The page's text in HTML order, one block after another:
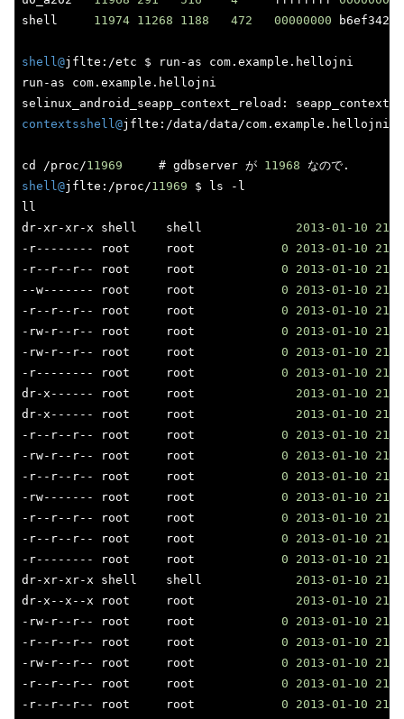
shell 11974 11268 1188 472 00000000
shell@jflte:/etc $ run-as com.example.hellojni
run-as com.example.hellojni
selinux_android_seapp_context_reload:
contextsshell@jflte:/data/data/com.example.hellojni
cd /proc/11969
     # gdbserver が
11968
shell@jflte:/proc/11969 $ ls -l
ll
dr-xr-xr-x shell    shell 2013 -01 -10 21
-r-------- root     root 0 2013 -01 -10 21
-r--r--r-- root     root 0 2013 -01 -10 21
--w------- root     root 0 2013 -01 -10 21
-r--r--r-- root     root 0 2013 -01 -10 21
-rw-r--r-- root     root 0 2013 -01 -10 21
-rw-r--r-- root     root 0 2013 -01 -10 21
-r-------- root     root 0 2013 -01 -10 21
dr-x------ root     root 2013 -01 -10 21
dr-x------ root     root 2013 -01 -10 21
-r--r--r-- root     root 0 2013 -01 -10 21
-rw-r--r-- root     root 0 2013 -01 -10 21
-r--r--r-- root     root 0 2013 -01 -10 21
-rw------- root     root 0 2013 -01 -10 21
-r--r--r-- root     root 0 2013 -01 -10 21
-r--r--r-- root     root 0 2013 -01 -10 21
-r-------- root     root 0 2013 -01 -10 21
dr-xr-xr-x shell    shell 2013 -01 -10 21
dr-x--x--x root     root 2013 -01 -10 21
-rw-r--r-- root     root 0 2013 -01 -10 21
-r--r--r-- root     root 0 2013 -01 -10 21
-rw-r--r-- root     root 0 2013 -01 -10 21
-r--r--r-- root     root 0 2013 -01 -10 21
-r--r--r-- root     root 0 2013 -01 -10 21